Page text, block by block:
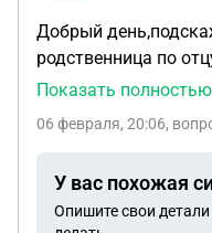
Добрый
родственница по отцу .У этой родственницы есть
легкая умственная
звонить .У этой
соседка тоже одна
сильное
Показать полностью
06 февраля, 20:06,
У вас похожая
Опишите свои